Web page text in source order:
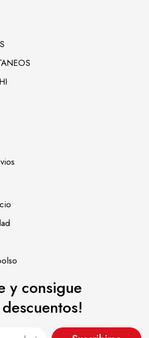
y consigue